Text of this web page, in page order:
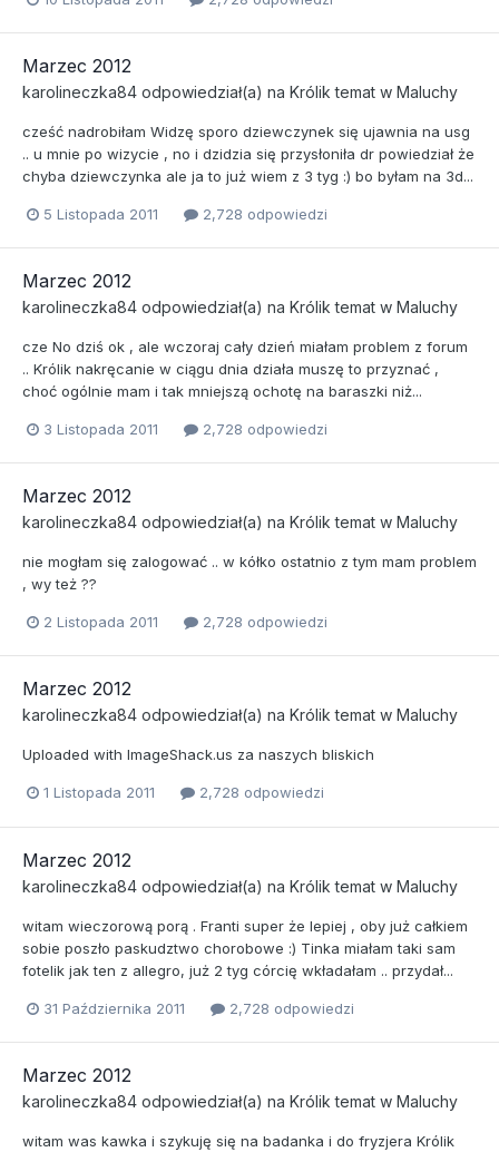
Marzec 2012
karolineczka84 odpowiedział(a) na Królik temat w Maluchy
cześć nadrobiłam Widzę sporo dziewczynek się ujawnia na usg
.. u mnie po wizycie , no i dzidzia się przysłoniła dr powiedział że
chyba dziewczynka ale ja to już wiem z 3 tyg :) bo byłam na 3d...
5 Listopada 2011 2,728 odpowiedzi
Marzec 2012
karolineczka84 odpowiedział(a) na Królik temat w Maluchy
cze No dziś ok , ale wczoraj cały dzień miałam problem z forum
.. Królik nakręcanie w ciągu dnia działa muszę to przyznać ,
choć ogólnie mam i tak mniejszą ochotę na baraszki niż...
3 Listopada 2011 2,728 odpowiedzi
Marzec 2012
karolineczka84 odpowiedział(a) na Królik temat w Maluchy
nie mogłam się zalogować .. w kółko ostatnio z tym mam problem
, wy też ??
2 Listopada 2011 2,728 odpowiedzi
Marzec 2012
karolineczka84 odpowiedział(a) na Królik temat w Maluchy
Uploaded with ImageShack.us za naszych bliskich
1 Listopada 2011 2,728 odpowiedzi
Marzec 2012
karolineczka84 odpowiedział(a) na Królik temat w Maluchy
witam wieczorową porą . Franti super że lepiej , oby już całkiem
sobie poszło paskudztwo chorobowe :) Tinka miałam taki sam
fotelik jak ten z allegro, już 2 tyg córcię wkładałam .. przydał...
31 Października 2011 2,728 odpowiedzi
Marzec 2012
karolineczka84 odpowiedział(a) na Królik temat w Maluchy
witam was kawka i szykuję się na badanka i do fryzjera Królik